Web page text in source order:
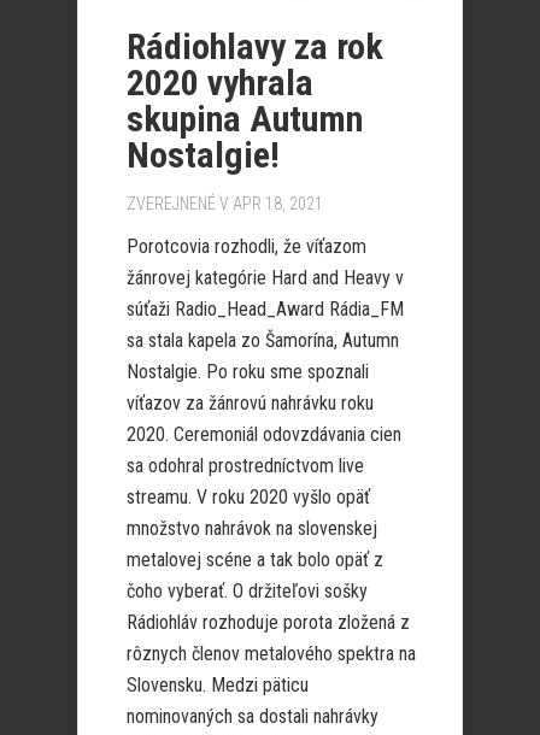
Rádiohlavy za rok
2020 vyhrala
skupina Autumn
Nostalgie!
ZVEREJNENÉ V APR 18, 2021
Porotcovia rozhodli, že víťazom
žánrovej kategórie Hard and Heavy v
súťaži Radio_Head_Award Rádia_FM
sa stala kapela zo Šamorína, Autumn
Nostalgie. Po roku sme spoznali
víťazov za žánrovú nahrávku roku
2020. Ceremoniál odovzdávania cien
sa odohral prostredníctvom live
streamu. V roku 2020 vyšlo opäť
množstvo nahrávok na slovenskej
metalovej scéne a tak bolo opäť z
čoho vyberať. O držiteľovi sošky
Rádiohláv rozhoduje porota zložená z
rôznych členov metalového spektra na
Slovensku. Medzi päticu
nominovaných sa dostali nahrávky